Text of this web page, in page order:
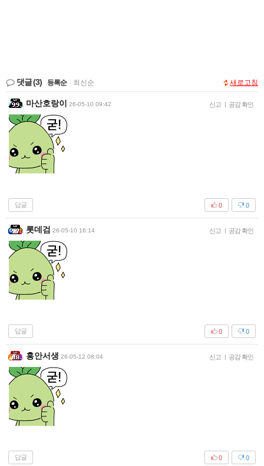
댓글(3) 등록순 최신순 새로고침
마산호랑이 26-05-10 09:42 신고 | 공감 확인
답글 0
0
롯데검 26-05-10 16:14 신고 | 공감 확인
답글 0
0
홍안서생 26-05-12 08:04 신고 | 공감 확인
답글 0
0